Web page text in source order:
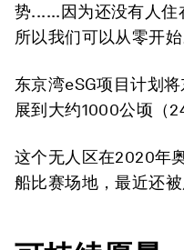
势......因为还没有人住
所以我们可以从零开始
东京湾eSG项目计划
展到大约1000公顷（
这个无人区在2020年
船比赛场地，最近还被